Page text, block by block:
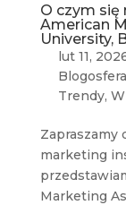
O czym się
American
University,
lut 11,
Blogosfera
Trendy,
Zapraszamy
marketing
Marketing